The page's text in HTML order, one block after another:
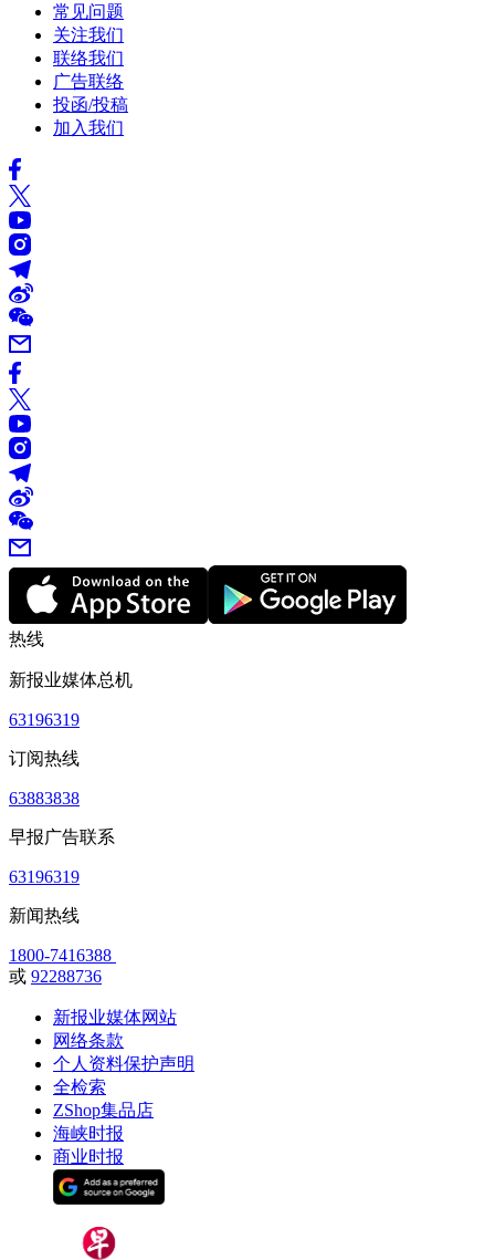
常见问题
关注我们
联络我们
广告联络
投函/投稿
加入我们
热线
新报业媒体总机
63196319
订阅热线
63883838
早报广告联系
63196319
新闻热线
1800-7416388
或 92288736
新报业媒体网站
网络条款
个人资料保护声明
全检索
ZShop集品店
海峡时报
商业时报